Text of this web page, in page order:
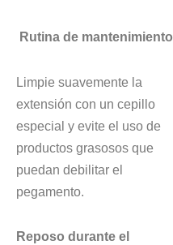
Rutina de mantenimiento
Limpie suavemente la
extensión con un cepillo
especial y evite el uso de
productos grasosos que
puedan debilitar el
pegamento.
Reposo durante el